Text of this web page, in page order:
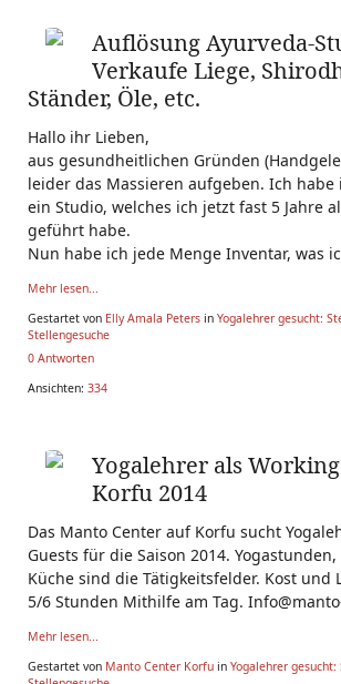
Auflösung Ayurveda-
Verkaufe Liege,
Ständer, Öle, etc.
Hallo ihr Lieben,
aus gesundheitlichen Gründen
leider das Massieren aufgeben. Ich habe
ein Studio, welches ich jetzt fast 5 Jahre
geführt habe.
Nun habe ich jede Menge Inventar, was
Mehr lesen...
Gestartet von Elly Amala Peters in Yogalehrer gesucht:
Stellengesuche
0 Antworten
Ansichten: 334
Yogalehrer als Working
Korfu 2014
Das Manto Center auf Korfu sucht
Guests für die Saison 2014.
Küche sind die Tätigkeitsfelder. Kost und
5/6 Stunden Mithilfe am Tag.
Mehr lesen...
Gestartet von Manto Center Korfu in Yogalehrer